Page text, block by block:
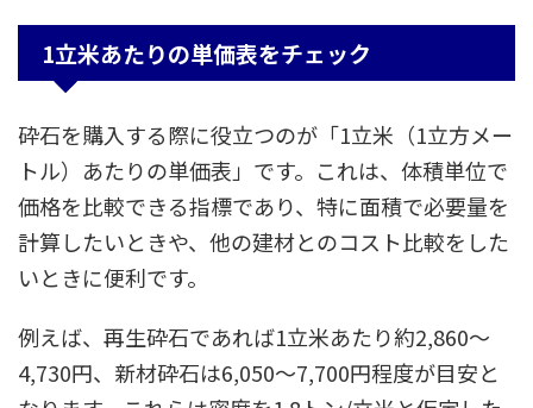
1立米あたりの単価表をチェック
砕石を購入する際に役立つのが「1立米（1立方メー
トル）あたりの単価表」です。これは、体積単位で
価格を比較できる指標であり、特に面積で必要量を
計算したいときや、他の建材とのコスト比較をした
いときに便利です。
例えば、再生砕石であれば1立米あたり約2,860〜
4,730円、新材砕石は6,050〜7,700円程度が目安と